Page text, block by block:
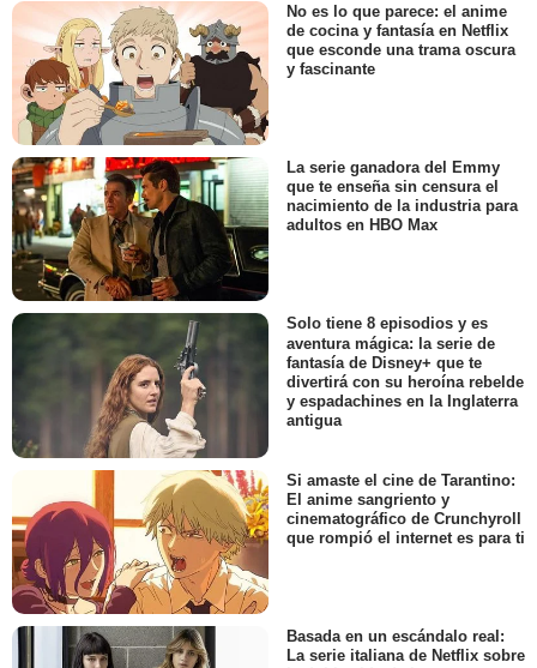
No es lo que parece: el anime
de cocina y fantasía en Netflix
que esconde una trama oscura
y fascinante
La serie ganadora del Emmy
que te enseña sin censura el
nacimiento de la industria para
adultos en HBO Max
Solo tiene 8 episodios y es
aventura mágica: la serie de
fantasía de Disney+ que te
divertirá con su heroína rebelde
y espadachines en la Inglaterra
antigua
Si amaste el cine de Tarantino:
El anime sangriento y
cinematográfico de Crunchyroll
que rompió el internet es para ti
Basada en un escándalo real:
La serie italiana de Netflix sobre